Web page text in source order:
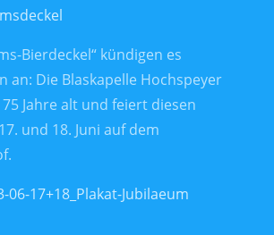
Bierdeckel“ kündigen es
an: Die Blaskapelle Hochspeyer
Jahre alt und feiert diesen
und 18. Juni auf dem